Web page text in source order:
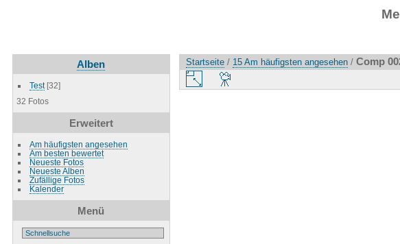
Alben
Test [32]
32 Fotos
Erweitert
Am häufigsten angesehen
Am besten bewertet
Neueste Fotos
Neueste Alben
Zufällige Fotos
Kalender
Menü
Startseite / 15 Am häufigsten angesehen / Comp